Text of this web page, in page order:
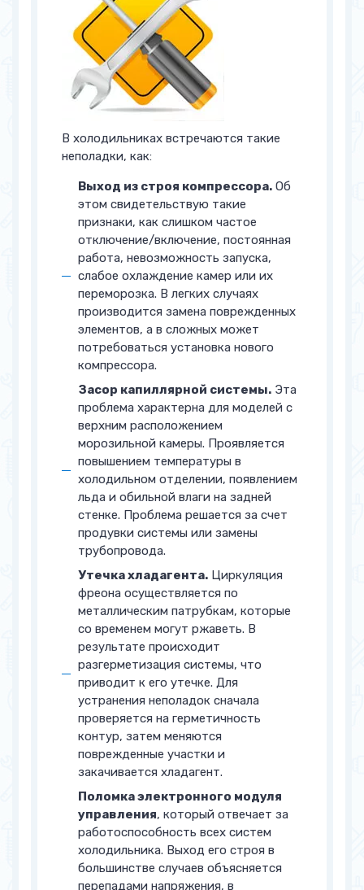
В холодильниках встречаются такие
неполадки, как:
Выход из строя компрессора. Об
этом свидетельствую такие
признаки, как слишком частое
отключение/включение, постоянная
работа, невозможность запуска,
слабое охлаждение камер или их
переморозка. В легких случаях
производится замена поврежденных
элементов, а в сложных может
потребоваться установка нового
компрессора.
Засор капиллярной системы. Эта
проблема характерна для моделей с
верхним расположением
морозильной камеры. Проявляется
повышением температуры в
холодильном отделении, появлением
льда и обильной влаги на задней
стенке. Проблема решается за счет
продувки системы или замены
трубопровода.
Утечка хладагента. Циркуляция
фреона осуществляется по
металлическим патрубкам, которые
со временем могут ржаветь. В
результате происходит
разгерметизация системы, что
приводит к его утечке. Для
устранения неполадок сначала
проверяется на герметичность
контур, затем меняются
поврежденные участки и
закачивается хладагент.
Поломка электронного модуля
управления, который отвечает за
работоспособность всех систем
холодильника. Выход его строя в
большинстве случаев объясняется
перепадами напряжения, в